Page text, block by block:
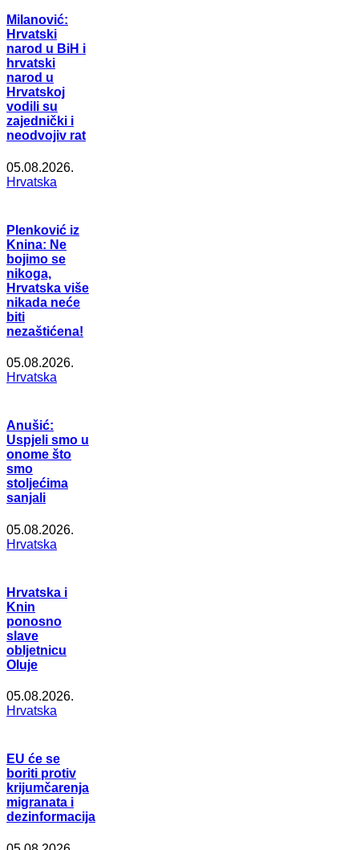
Milanović:
Hrvatski
narod u BiH i
hrvatski
narod u
Hrvatskoj
vodili su
zajednički i
neodvojiv rat
05.08.2026.
Hrvatska
Plenković iz
Knina: Ne
bojimo se
nikoga,
Hrvatska više
nikada neće
biti
nezaštićena!
05.08.2026.
Hrvatska
Anušić:
Uspjeli smo u
onome što
smo
stoljećima
sanjali
05.08.2026.
Hrvatska
Hrvatska i
Knin
ponosno
slave
obljetnicu
Oluje
05.08.2026.
Hrvatska
EU će se
boriti protiv
krijumčarenja
migranata i
dezinformacija